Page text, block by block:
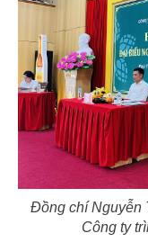
Đồng chí Nguyễn
Công ty